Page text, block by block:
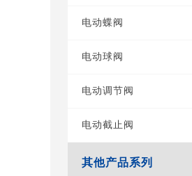
电动蝶阀
电动球阀
电动调节阀
电动截止阀
其他产品系列